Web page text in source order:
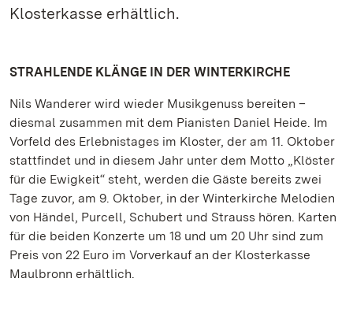
Klosterkasse erhältlich.
STRAHLENDE KLÄNGE IN DER WINTERKIRCHE
Nils Wanderer wird wieder Musikgenuss bereiten –
diesmal zusammen mit dem Pianisten Daniel Heide. Im
Vorfeld des Erlebnistages im Kloster, der am 11. Oktober
stattfindet und in diesem Jahr unter dem Motto „Klöster
für die Ewigkeit“ steht, werden die Gäste bereits zwei
Tage zuvor, am 9. Oktober, in der Winterkirche Melodien
von Händel, Purcell, Schubert und Strauss hören. Karten
für die beiden Konzerte um 18 und um 20 Uhr sind zum
Preis von 22 Euro im Vorverkauf an der Klosterkasse
Maulbronn erhältlich.